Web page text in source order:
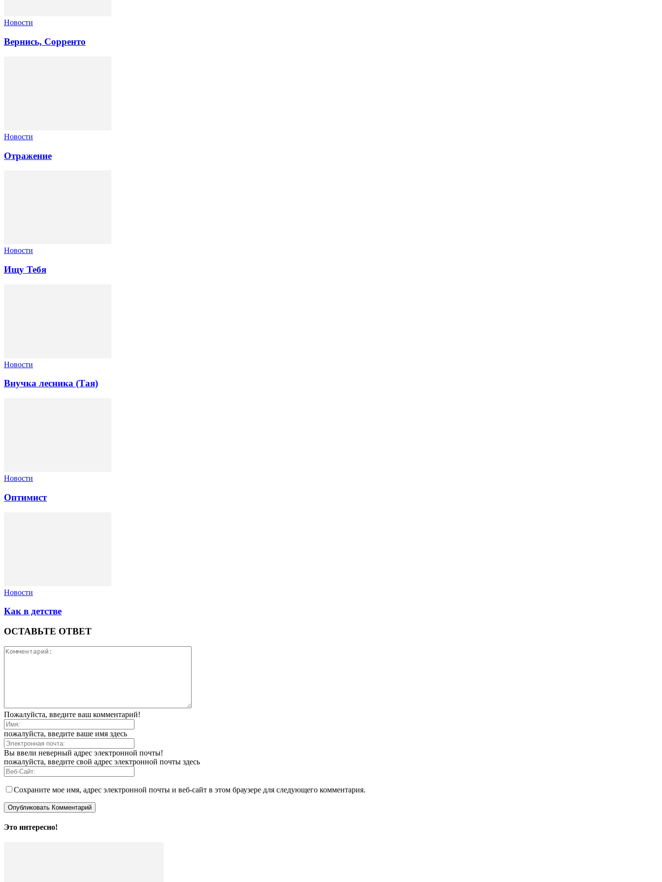
Новости
Вернись, Сорренто
Новости
Отражение
Новости
Ищу Тебя
Новости
Внучка лесника (Тая)
Новости
Оптимист
Новости
Как в детстве
ОСТАВЬТЕ ОТВЕТ
Пожалуйста, введите ваш комментарий!
пожалуйста, введите ваше имя здесь
Вы ввели неверный адрес электронной почты!
пожалуйста, введите свой адрес электронной почты здесь
Сохраните мое имя, адрес электронной почты и веб-сайт в этом браузере для следующего комментария.
Это интересно!